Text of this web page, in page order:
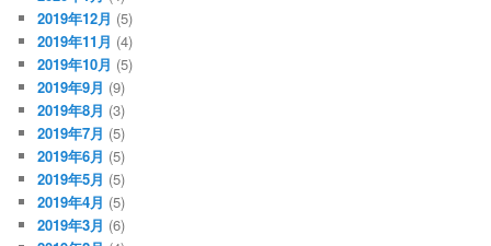
2019年12月 (5)
2019年11月 (4)
2019年10月 (5)
2019年9月 (9)
2019年8月 (3)
2019年7月 (5)
2019年6月 (5)
2019年5月 (5)
2019年4月 (5)
2019年3月 (6)